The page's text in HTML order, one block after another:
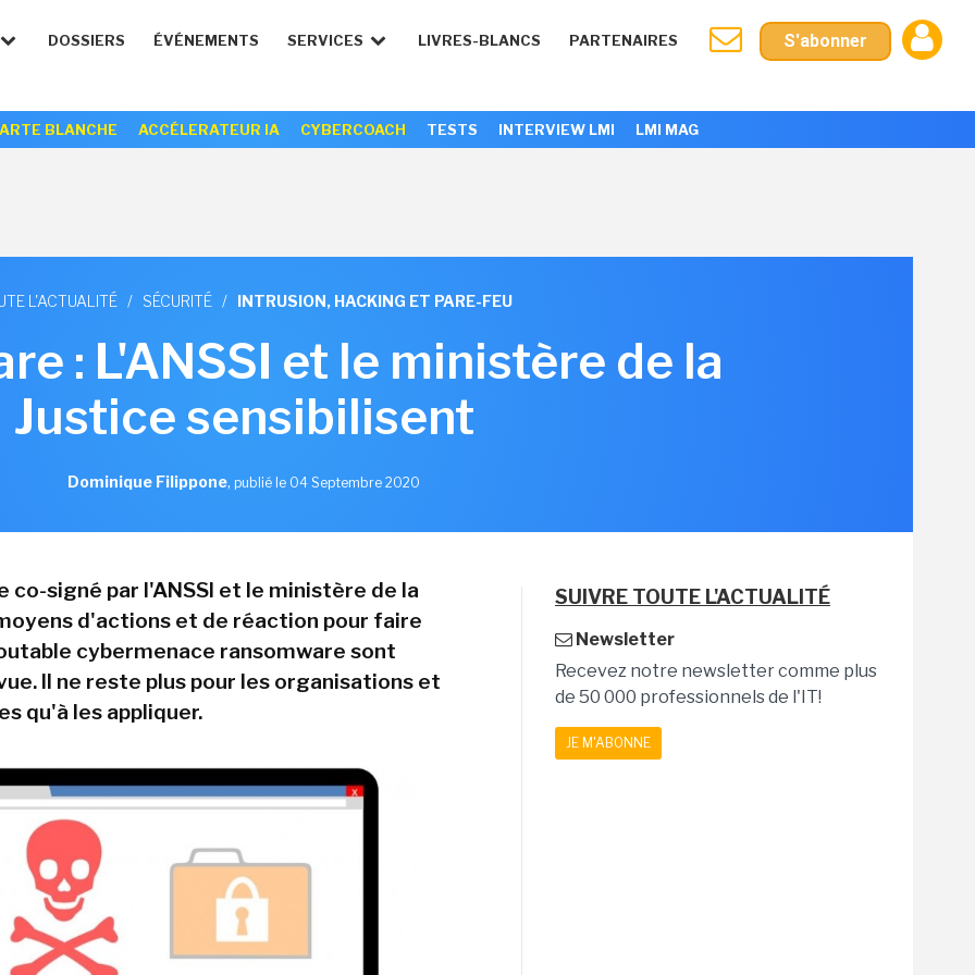
DOSSIERS ÉVÉNEMENTS SERVICES LIVRES-BLANCS PARTENAIRES S'abonner
BLANCHE ACCÉLERATEUR IA CYBERCOACH TESTS INTERVIEW LMI LMI MAG
L'ACTUALITÉ / SÉCURITÉ / INTRUSION, HACKING ET PARE-FEU
: L'ANSSI et le ministère de la
Justice sensibilisent
Dominique Filippone, publié le 04 Septembre 2020
co-signé par l'ANSSI et le ministère de la
d'actions et de réaction pour faire
cybermenace ransomware sont
Il ne reste plus pour les organisations et
qu'à les appliquer.
SUIVRE TOUTE L'ACTUALITÉ
Newsletter
Recevez notre newsletter comme plus
de 50 000 professionnels de l'IT!
JE M'ABONNE